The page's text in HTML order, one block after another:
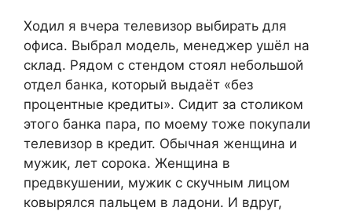
Ходил я вчера телевизор выбирать для
офиса. Выбрал модель, менеджер ушёл на
склад. Рядом с стендом стоял небольшой
отдел банка, который выдаёт «без
процентные кредиты». Сидит за столиком
этого банка пара, по моему тоже покупали
телевизор в кредит. Обычная женщина и
мужик, лет сорока. Женщина в
предвкушении, мужик с скучным лицом
ковырялся пальцем в ладони. И вдруг,